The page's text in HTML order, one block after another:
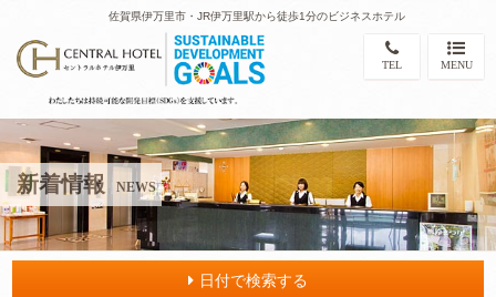
佐賀県伊万里市・JR伊万里駅から徒歩1分のビジネスホテル
TEL MENU
新着情報 NEWS
日付で検索する